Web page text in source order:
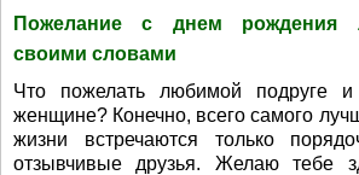
Пожелание с днем рождения
своими словами
Что пожелать любимой подруге и
женщине? Конечно, всего самого
жизни встречаются только
отзывчивые друзья. Желаю тебе